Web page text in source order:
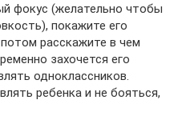
фокус (желательно чтобы
покажите его
расскажите в чем
захочется его
одноклассников.
ребенка и не бояться,